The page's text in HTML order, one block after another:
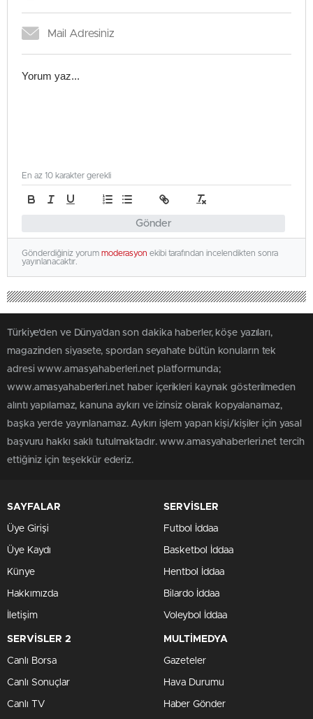
Gönder
En az 10 karakter gerekli
Gönderdiğiniz yorum moderasyon ekibi tarafından incelendikten sonra
yayınlanacaktır.
Türkiye'den ve Dünya’dan son dakika haberler, köşe yazıları,
magazinden siyasete, spordan seyahate bütün konuların tek
adresi www.amasyahaberleri.net platformunda;
www.amasyahaberleri.net haber içerikleri kaynak gösterilmeden
alıntı yapılamaz, kanuna aykırı ve izinsiz olarak kopyalanamaz,
başka yerde yayınlanamaz. Aykırı işlem yapan kişi/kişiler için yasal
başvuru hakkı saklı tutulmaktadır. www.amasyahaberleri.net tercih
ettiğiniz için teşekkür ederiz.
SAYFALAR
Üye Girişi
Üye Kaydı
Künye
Hakkımızda
İletişim
SERVİSLER
Futbol İddaa
Basketbol İddaa
Hentbol İddaa
Bilardo İddaa
Voleybol İddaa
SERVİSLER 2
Canlı Borsa
Canlı Sonuçlar
Canlı TV
MULTİMEDYA
Gazeteler
Hava Durumu
Haber Gönder